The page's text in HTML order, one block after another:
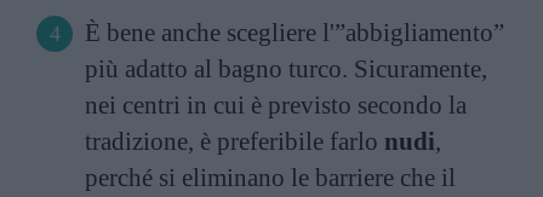
È bene anche scegliere l'”abbigliamento”
più adatto al bagno turco. Sicuramente,
nei centri in cui è previsto secondo la
tradizione, è preferibile farlo nudi,
perché si eliminano le barriere che il